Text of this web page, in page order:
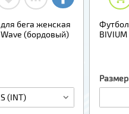
бега женская
Wave (бордовый)
(INT)